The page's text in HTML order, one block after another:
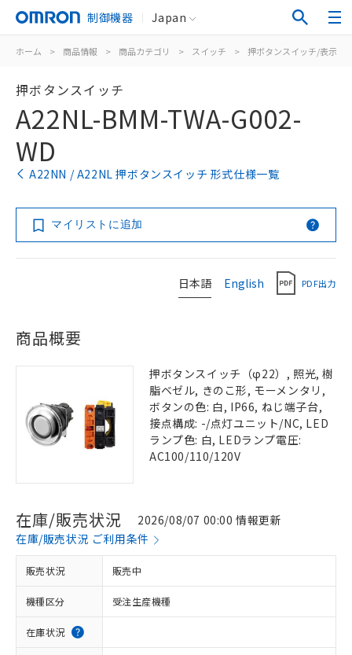
制御機器 Japan
ホーム > 商品情報 > 商品カテゴリ > スイッチ > 押ボタンスイッチ/表示灯
押ボタンスイッチ
A22NL-BMM-TWA-G002-
WD
A22NN / A22NL 押ボタンスイッチ 形式仕様一覧
マイリストに追加
日本語 English PDF出力
商品概要
押ボタンスイッチ（φ22）, 照光, 樹
脂ベゼル, きのこ形, モーメンタリ,
ボタンの色: 白, IP66, ねじ端子台,
接点構成: -/点灯ユニット/NC, LED
ランプ色: 白, LEDランプ電圧:
AC100/110/120V
在庫/販売状況
2026/08/07 00:00 情報更新
在庫/販売状況 ご利用条件
販売状況 販売中
機種区分 受注生産機種
在庫状況